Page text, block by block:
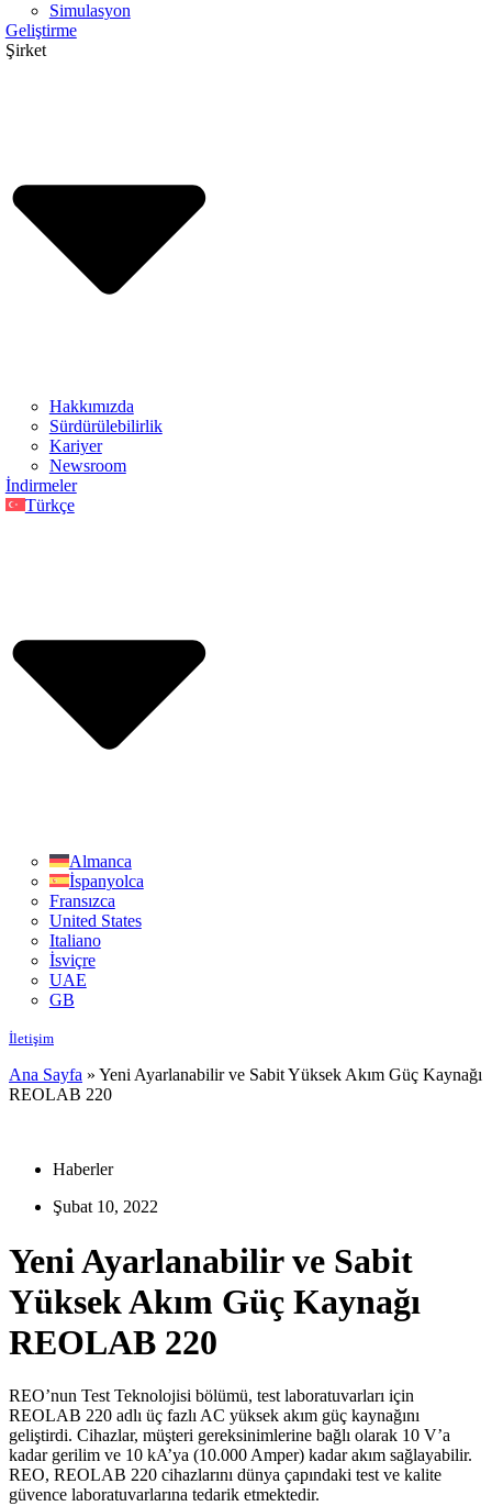
Simulasyon
Geliştirme
Şirket
Hakkımızda
Sürdürülebilirlik
Kariyer
Newsroom
İndirmeler
Türkçe
Almanca
İspanyolca
Fransızca
United States
Italiano
İsviçre
UAE
GB
İletişim
Ana Sayfa » Yeni Ayarlanabilir ve Sabit Yüksek Akım Güç Kaynağı
REOLAB 220
Haberler
Şubat 10, 2022
Yeni Ayarlanabilir ve Sabit
Yüksek Akım Güç Kaynağı
REOLAB 220
REO’nun Test Teknolojisi bölümü, test laboratuvarları için
REOLAB 220 adlı üç fazlı AC yüksek akım güç kaynağını
geliştirdi. Cihazlar, müşteri gereksinimlerine bağlı olarak 10 V’a
kadar gerilim ve 10 kA’ya (10.000 Amper) kadar akım sağlayabilir.
REO, REOLAB 220 cihazlarını dünya çapındaki test ve kalite
güvence laboratuvarlarına tedarik etmektedir.